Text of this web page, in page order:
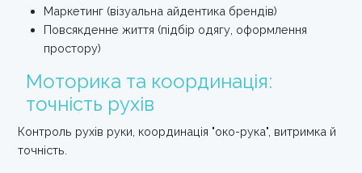
Маркетинг (візуальна айдентика брендів)
Повсякденне життя (підбір одягу, оформлення
простору)
Моторика та координація:
точність рухів
Контроль рухів руки, координація "око-рука", витримка й
точність.